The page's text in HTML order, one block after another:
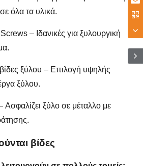
όλα τα υλικά.
– Ιδανικές για ξυλουργική
ξύλου – Επιλογή υψηλής
ξύλου.
Ασφαλίζει ξύλο σε μέταλλο με
βίδες